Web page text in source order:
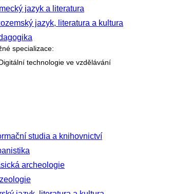
jazyk a literatura
jazyk, literatura a kultura
specializace:
technologie ve vzdělávání
studia a knihovnictví
archeologie